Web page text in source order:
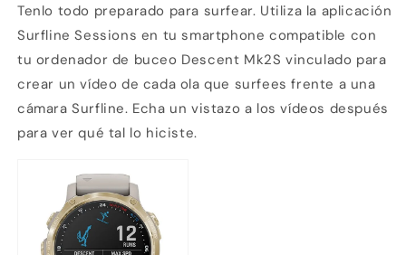
Tenlo todo preparado para surfear. Utiliza la aplicación
Surfline Sessions en tu smartphone compatible con
tu ordenador de buceo Descent Mk2S vinculado para
crear un vídeo de cada ola que surfees frente a una
cámara Surfline. Echa un vistazo a los vídeos después
para ver qué tal lo hiciste.